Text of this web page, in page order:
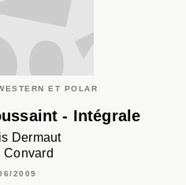
ET POLAR
- Intégrale
Dermaut
Convard
2009